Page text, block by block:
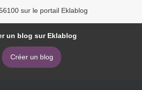
sur le portail Eklablog
un blog sur Eklablog
Créer un blog